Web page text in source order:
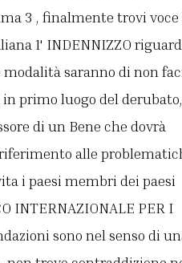
3 , finalmente trovi voce
1' INDENNIZZO
saranno di non
primo luogo del
di un Bene che dovrà
alle
i paesi membri dei paesi
INTERNAZIONALE PER I
sono nel senso di